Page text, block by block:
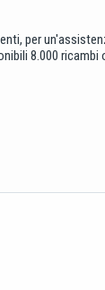
per
8.000